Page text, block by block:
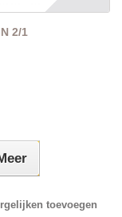
2/1
toevoegen